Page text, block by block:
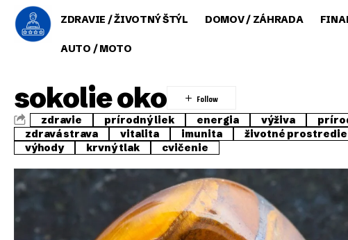
ZDRAVIE / ŽIVOTNÝ ŠTÝL DOMOV / ZÁHRADA
AUTO / MOTO
sokolie oko
zdravie prírodný liek energia výživa
zdravá strava
vitalita imunita životné prostredie
výhody
krvný tlak cvičenie